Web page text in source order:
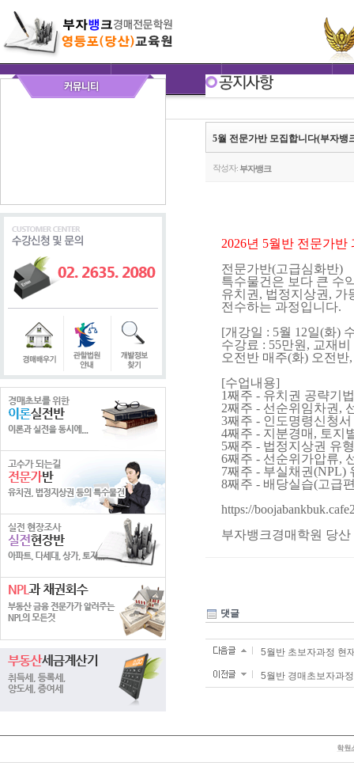
5월 전문가반 모집합니다(부자뱅
작성자: 부자뱅크
2026년 5월반 전문가
전문가반(고급심화반)
특수물건은 보다 큰 수
유치권, 법정지상권, 가
전수하는 과정입니다.
[개강일 : 5월 12일(화)
수강료 : 55만원, 교재비
오전반 매주(화) 오전반
[수업내용]
1째주 - 유치권 공략기
2째주 - 선순위임차권,
3째주 - 인도명령신청
4째주 - 지분경매, 토지
5째주 - 법정지상권 유
6째주 - 선순위가압류,
7째주 - 부실채권(NPL)
8째주 - 배당실습(고급
https://
부자뱅크경매학원 당산
댓글
5월반 초보자과정 현
5월반 경매초보자과